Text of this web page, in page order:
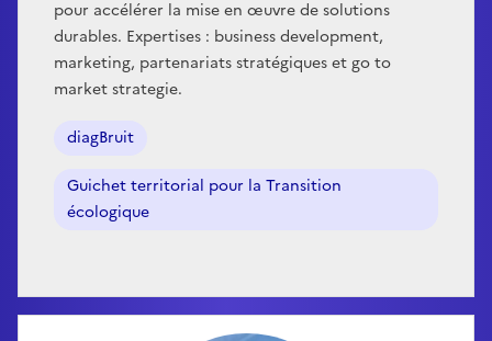
pour accélérer la mise en œuvre de solutions
durables. Expertises : business development,
marketing, partenariats stratégiques et go to
market strategie.
diagBruit
Guichet territorial pour la Transition
écologique